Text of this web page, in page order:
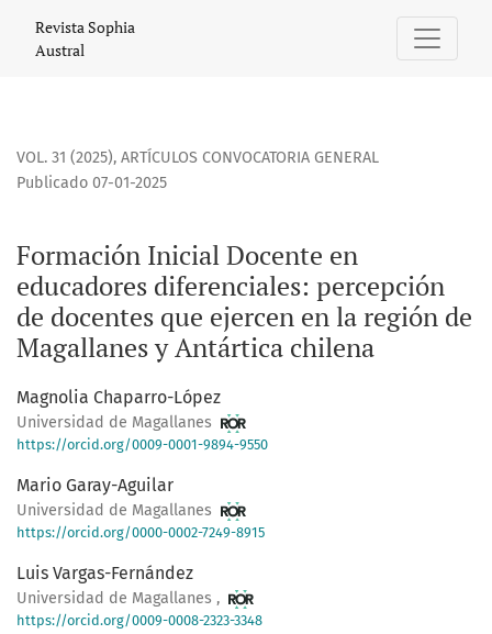
Formación Inicial Docente en educadores diferenciales:
Revista Sophia
Austral
VOL. 31 (2025), ARTÍCULOS CONVOCATORIA GENERAL
Formación Inicial Docente en
educadores diferenciales: percepción
de docentes que ejercen en la región de
Magallanes y Antártica chilena
Publicado 07-01-2025
Magnolia Chaparro-López
Universidad de Magallanes
https://orcid.org/0009-0001-9894-9550
Mario Garay-Aguilar
Universidad de Magallanes
https://orcid.org/0000-0002-7249-8915
Luis Vargas-Fernández
Universidad de Magallanes ,
https://orcid.org/0009-0008-2323-3348